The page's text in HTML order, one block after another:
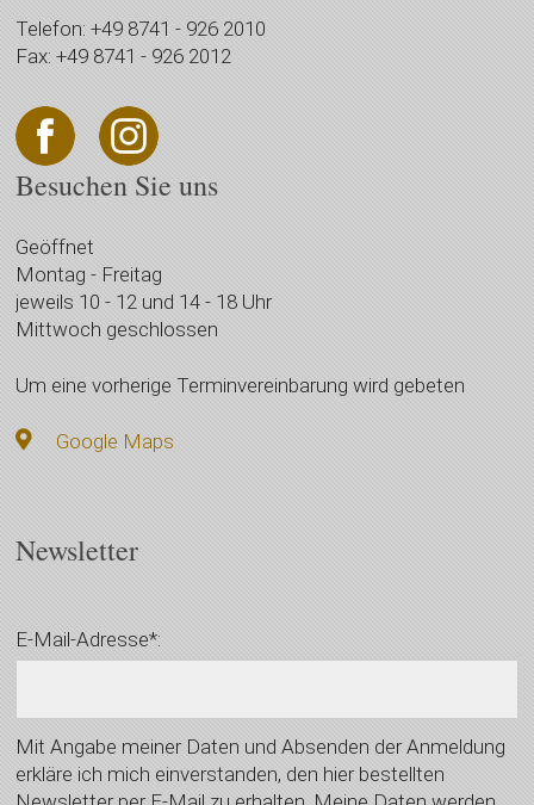
Telefon: +49 8741 - 926 2010
Fax: +49 8741 - 926 2012
Besuchen Sie uns
Geöffnet
Montag - Freitag
jeweils 10 - 12 und 14 - 18 Uhr
Mittwoch geschlossen
Um eine vorherige Terminvereinbarung wird gebeten
Google Maps
Newsletter
E-Mail-Adresse*:
Mit Angabe meiner Daten und Absenden der Anmeldung
erkläre ich mich einverstanden, den hier bestellten